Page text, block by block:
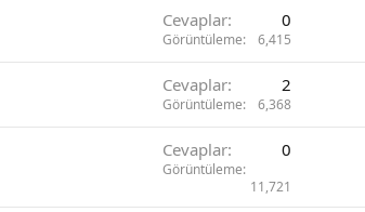
Cevaplar 0
Görüntüleme 6,415
Cevaplar 2
Görüntüleme 6,368
Cevaplar 0
Görüntüleme
11,721